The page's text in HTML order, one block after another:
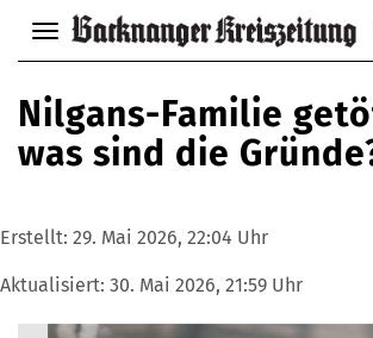
Navigation
anzeigen
bzw.
verbergen
Nilgans-Familie
was sind die
Erstellt: 29. Mai 2026, 22:04 Uhr
Aktualisiert: 30. Mai 2026, 21:59 Uhr